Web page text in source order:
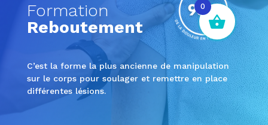
Formation
Reboutement
C’est la forme la plus ancienne de manipulation
sur le corps pour soulager et remettre en place
différentes lésions.
0